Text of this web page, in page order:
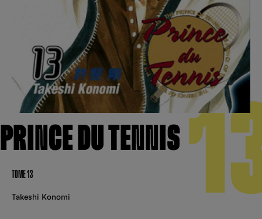
PRINCE DU TENNIS
TOME 13
Takeshi Konomi
Se connecter S’inscrire
Hunter x Hunter
Fire Force
Black Butler